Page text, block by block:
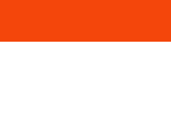
direct